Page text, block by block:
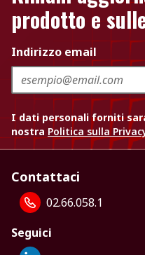
prodotto e
Indirizzo email
I dati personali forniti
nostra Politica sulla
Contattaci
02.66.058.1
Seguici